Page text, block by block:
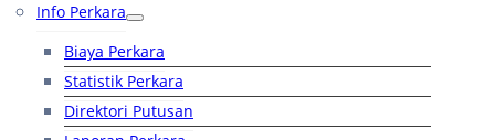
Info Perkara
Biaya Perkara
Statistik Perkara
Direktori Putusan